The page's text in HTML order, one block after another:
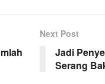
Next Post
Jadi
Serang